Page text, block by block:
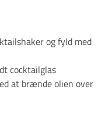
og fyld med
cocktailglas
at brænde olien over